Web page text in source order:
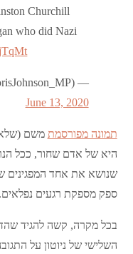
Churchill
who did Nazi
— Parody Boris Johnson (@BorisJohnson_MP)
June 13, 2020
תמונה מפורסמת משם (שלא
שנושא את אחד המפגינים
ספק מספקת רגעים נפלאים.
בכל מקרה, קשה להגיד
השלישי של ניוטון על